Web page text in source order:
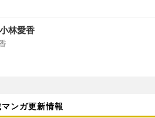
林愛香
マンガ更新情報